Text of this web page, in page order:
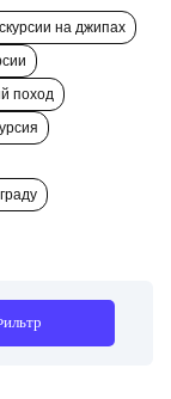
на джипах
поход